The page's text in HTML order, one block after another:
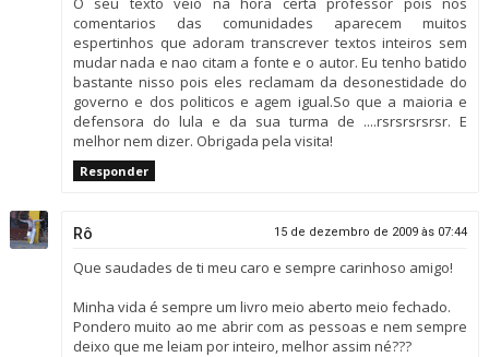
comentarios das comunidades aparecem muitos
espertinhos que adoram transcrever textos inteiros sem
mudar nada e nao citam a fonte e o autor. Eu tenho batido
bastante nisso pois eles reclamam da desonestidade do
governo e dos politicos e agem igual.So que a maioria e
defensora do lula e da sua turma de ....rsrsrsrsrsr. E
melhor nem dizer. Obrigada pela visita!
Responder
Rô 15 de dezembro de 2009 às 07:44
Que saudades de ti meu caro e sempre carinhoso amigo!
Minha vida é sempre um livro meio aberto meio fechado.
Pondero muito ao me abrir com as pessoas e nem sempre
deixo que me leiam por inteiro, melhor assim né???